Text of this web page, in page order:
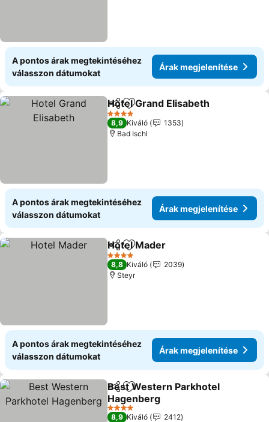
A pontos árak megtekintéséhez
válasszon dátumokat
Árak megjelenítése
Megosztás
Hozzáadás a kedvencekhez
Hotel Grand Elisabeth
4 Kategória
8,9 Kiváló
1353
Bad Ischl
A pontos árak megtekintéséhez
válasszon dátumokat
Árak megjelenítése
Megosztás
Hozzáadás a kedvencekhez
Hotel Mader
4 Kategória
8,8 Kiváló
2039
Steyr
A pontos árak megtekintéséhez
válasszon dátumokat
Árak megjelenítése
Megosztás
Hozzáadás a kedvencekhez
Best Western Parkhotel
Hagenberg
Árak megjelenítése
4 Kategória
8,9 Kiváló
2412